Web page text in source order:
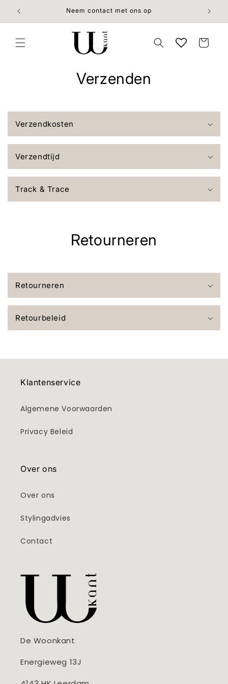
naar de
content
Neem contact met ons op
Winkelwagen
Verzenden
Verzendkosten
Verzendtijd
Track & Trace
Retourneren
Retourneren
Retourbeleid
Klantenservice
Algemene Voorwaarden
Privacy Beleid
Over ons
Over ons
Stylingadvies
Contact
De Woonkant
Energieweg 13J